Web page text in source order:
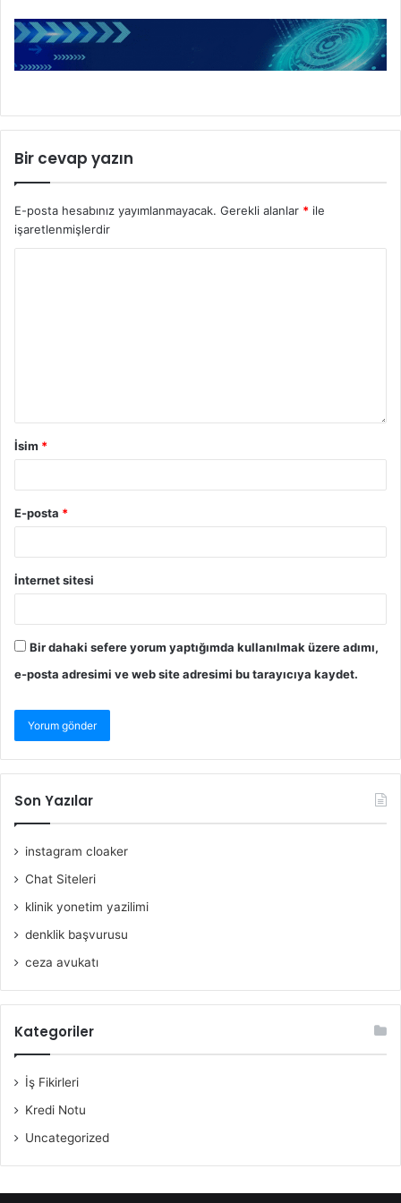
Bir cevap yazın
E-posta hesabınız yayımlanmayacak. Gerekli alanlar * ile
işaretlenmişlerdir
İsim *
E-posta *
İnternet sitesi
Bir dahaki sefere yorum yaptığımda kullanılmak üzere adımı,
e-posta adresimi ve web site adresimi bu tarayıcıya kaydet.
Son Yazılar
instagram cloaker
Chat Siteleri
klinik yonetim yazilimi
denklik başvurusu
ceza avukatı
Kategoriler
İş Fikirleri
Kredi Notu
Uncategorized